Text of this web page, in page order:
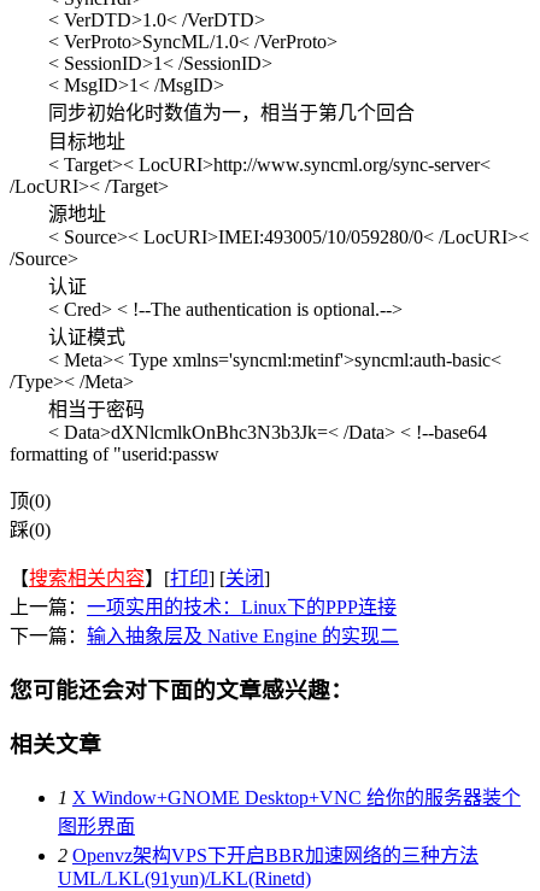
< VerDTD>1.0< /VerDTD>
< VerProto>SyncML/1.0< /VerProto>
< SessionID>1< /SessionID>
< MsgID>1< /MsgID>
同步初始化时数值为一，相当于第几个回合
目标地址
< Target>< LocURI>http://www.syncml.org/sync-server<
/LocURI>< /Target>
源地址
< Source>< LocURI>IMEI:493005/10/059280/0< /LocURI><
/Source>
认证
< Cred> < !--The authentication is optional.-->
认证模式
< Meta>< Type xmlns='syncml:metinf'>syncml:auth-basic<
/Type>< /Meta>
相当于密码
< Data>dXNlcmlkOnBhc3N3b3Jk=< /Data> < !--base64
formatting of "userid:passw
顶(0)
踩(0)
【搜索相关内容】[打印] [关闭]
上一篇： 一项实用的技术：Linux下的PPP连接
下一篇： 输入抽象层及 Native Engine 的实现二
您可能还会对下面的文章感兴趣：
相关文章
1 X Window+GNOME Desktop+VNC 给你的服务器装个
图形界面
2 Openvz架构VPS下开启BBR加速网络的三种方法
UML/LKL(91yun)/LKL(Rinetd)